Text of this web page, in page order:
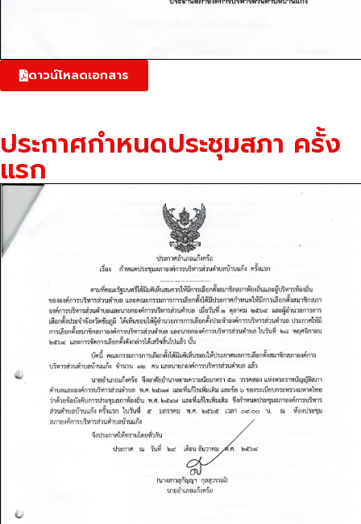
ดาวน์โหลดเอกสาร
ประกาศกำหนดประชุมสภา ครั้ง
แรก